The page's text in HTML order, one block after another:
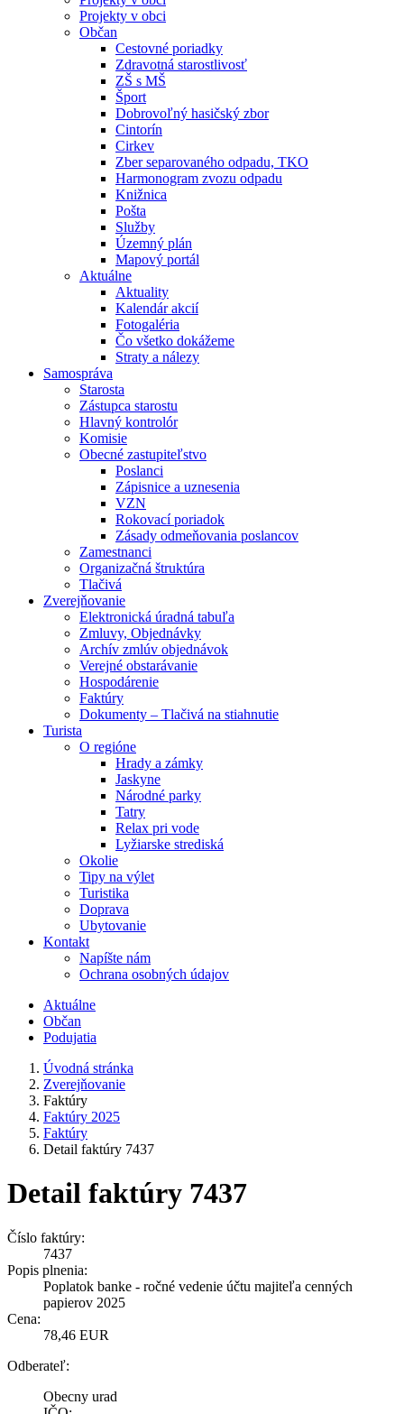
Projekty v obci
Občan
Cestovné poriadky
Zdravotná starostlivosť
ZŠ s MŠ
Šport
Dobrovoľný hasičský zbor
Cintorín
Cirkev
Zber separovaného odpadu, TKO
Harmonogram zvozu odpadu
Knižnica
Pošta
Služby
Územný plán
Mapový portál
Aktuálne
Aktuality
Kalendár akcií
Fotogaléria
Čo všetko dokážeme
Straty a nálezy
Samospráva
Starosta
Zástupca starostu
Hlavný kontrolór
Komisie
Obecné zastupiteľstvo
Poslanci
Zápisnice a uznesenia
VZN
Rokovací poriadok
Zásady odmeňovania poslancov
Zamestnanci
Organizačná štruktúra
Tlačivá
Zverejňovanie
Elektronická úradná tabuľa
Zmluvy, Objednávky
Archív zmlúv objednávok
Verejné obstarávanie
Hospodárenie
Faktúry
Dokumenty – Tlačivá na stiahnutie
Turista
O regióne
Hrady a zámky
Jaskyne
Národné parky
Tatry
Relax pri vode
Lyžiarske strediská
Okolie
Tipy na výlet
Turistika
Doprava
Ubytovanie
Kontakt
Napíšte nám
Ochrana osobných údajov
Aktuálne
Občan
Podujatia
Úvodná stránka
Zverejňovanie
Faktúry
Faktúry 2025
Faktúry
Detail faktúry 7437
Detail faktúry 7437
Číslo faktúry:
7437
Popis plnenia:
Poplatok banke - ročné vedenie účtu majiteľa cenných
papierov 2025
Cena:
78,46 EUR
Odberateľ:
Obecny urad